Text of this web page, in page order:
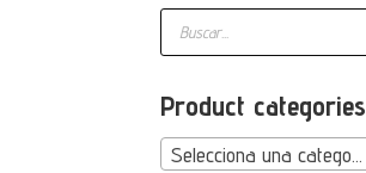
Búsqueda
productos
Product categories
Selecciona una categoría